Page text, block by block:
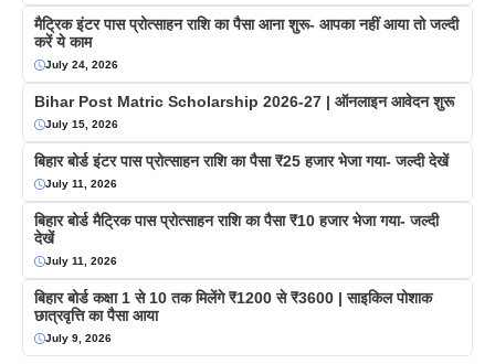
मैट्रिक इंटर पास प्रोत्साहन राशि का पैसा आना शुरू- आपका नहीं आया तो जल्दी
करें ये काम
July 24, 2026
Bihar Post Matric Scholarship 2026-27 | ऑनलाइन आवेदन शुरू
July 15, 2026
बिहार बोर्ड इंटर पास प्रोत्साहन राशि का पैसा ₹25 हजार भेजा गया- जल्दी देखें
July 11, 2026
बिहार बोर्ड मैट्रिक पास प्रोत्साहन राशि का पैसा ₹10 हजार भेजा गया- जल्दी
देखें
July 11, 2026
बिहार बोर्ड कक्षा 1 से 10 तक मिलेंगे ₹1200 से ₹3600 | साइकिल पोशाक
छात्रवृत्ति का पैसा आया
July 9, 2026